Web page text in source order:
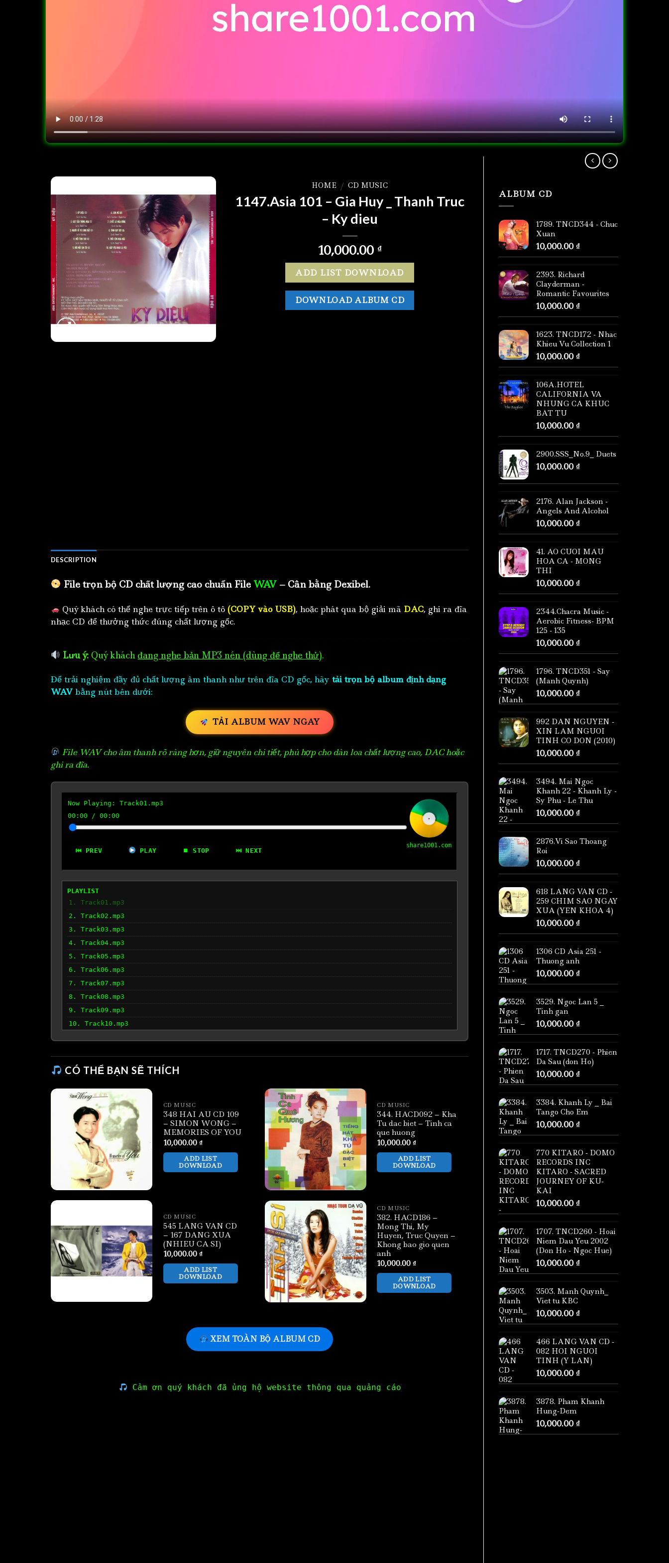
ALBUM CD
1789. TNCD344 - Chuc
Xuan
10,000.00 ₫
2393. Richard
Clayderman -
Romantic Favourites
10,000.00 ₫
1623. TNCD172 - Nhac
Khieu Vu Collection 1
10,000.00 ₫
106A.HOTEL
CALIFORNIA VA
NHUNG CA KHUC
BAT TU
10,000.00 ₫
2900.SSS_No.9_ Duets
10,000.00 ₫
2176. Alan Jackson -
Angels And Alcohol
10,000.00 ₫
41. AO CUOI MAU
HOA CA - MONG
THI
10,000.00 ₫
2344.Chacra Music -
Aerobic Fitness- BPM
125 - 135
10,000.00 ₫
1796. TNCD351 - Say
(Manh Quynh)
10,000.00 ₫
992 DAN NGUYEN -
XIN LAM NGUOI
TINH CO DON (2010)
10,000.00 ₫
3494. Mai Ngoc
Khanh 22 - Khanh Ly -
Sy Phu - Le Thu
10,000.00 ₫
2876.Vi Sao Thoang
Roi
10,000.00 ₫
618 LANG VAN CD -
259 CHIM SAO NGAY
XUA (YEN KHOA 4)
10,000.00 ₫
1306 CD Asia 251 -
Thuong anh
10,000.00 ₫
3529. Ngoc Lan 5 _
Tinh gan
10,000.00 ₫
1717. TNCD270 - Phien
Da Sau (don Ho)
10,000.00 ₫
3384. Khanh Ly _ Bai
Tango Cho Em
10,000.00 ₫
770 KITARO - DOMO
RECORDS INC
KITARO - SACRED
JOURNEY OF KU-
KAI
10,000.00 ₫
1707. TNCD260 - Hoai
Niem Dau Yeu 2002
(Don Ho - Ngoc Hue)
10,000.00 ₫
3503. Manh Quynh_
Viet tu KBC
10,000.00 ₫
466 LANG VAN CD -
082 HOI NGUOI
TINH (Y LAN)
10,000.00 ₫
3878. Pham Khanh
Hung-Dem
10,000.00 ₫
HOME / CD MUSIC
1147.Asia 101 – Gia Huy _ Thanh Truc
– Ky dieu
10,000.00 ₫
ADD LIST DOWNLOAD
DOWNLOAD ALBUM CD
DESCRIPTION
File trọn bộ CD chất lượng cao chuẩn File WAV– Cân bằng Dexibel.
Quý khách có thể nghe trực tiếp trên ô tô (COPY vào USB), hoặc phát qua bộ giải mã DAC, ghi ra đĩa
nhạc CD để thưởng thức đúng chất lượng gốc.
Lưu ý: Quý khách đang nghe bản MP3 nén (dùng để nghe thử).
Để trải nghiệm đầy đủ chất lượng âm thanh như trên đĩa CD gốc, hãy tải trọn bộ album định dạng
WAV bằng nút bên dưới:
TẢI ALBUM WAV NGAY
File WAV cho âm thanh rõ ràng hơn, giữ nguyên chi tiết, phù hợp cho dàn loa chất lượng cao, DAC hoặc
ghi ra đĩa.
Now Playing: Track01.mp3
00:00 / 00:00
⏮ PREV PLAY ⏹ STOP ⏭ NEXT
share1001.com
PLAYLIST
1. Track01.mp3
2. Track02.mp3
3. Track03.mp3
4. Track04.mp3
5. Track05.mp3
6. Track06.mp3
7. Track07.mp3
8. Track08.mp3
9. Track09.mp3
10. Track10.mp3
CÓ THỂ BẠN SẼ THÍCH
CD MUSIC
348 HAI AU CD 109
– SIMON WONG –
MEMORIES OF YOU
10,000.00 ₫
ADD LIST
DOWNLOAD
CD MUSIC
344. HACD092 – Kha
Tu dac biet – Tinh ca
que huong
10,000.00₫
ADD LIST
DOWNLOAD
CD MUSIC
545 LANG VAN CD
– 167 DANG XUA
(NHIEU CA SI)
10,000.00 ₫
ADD LIST
DOWNLOAD
CD MUSIC
382. HACD186 –
Mong Thi, My
Huyen, Truc Quyen –
Khong bao gio quen
anh
10,000.00₫
ADD LIST
DOWNLOAD
XEM TOÀN BỘ ALBUM CD
Cảm ơn quý khách đã ủng hộ website thông qua quảng cáo